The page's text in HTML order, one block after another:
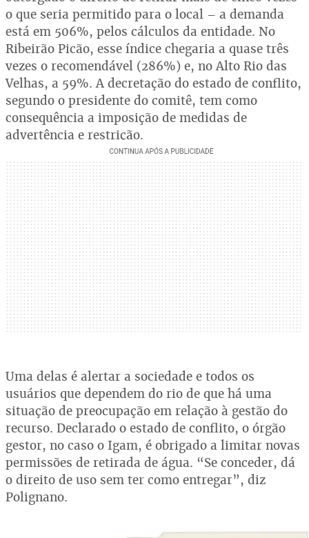
o que seria permitido para o local – a demanda
está em 506%, pelos cálculos da entidade. No
Ribeirão Picão, esse índice chegaria a quase três
vezes o recomendável (286%) e, no Alto Rio das
Velhas, a 59%. A decretação do estado de conflito,
segundo o presidente do comitê, tem como
consequência a imposição de medidas de
advertência e restrição.
Uma delas é alertar a sociedade e todos os
usuários que dependem do rio de que há uma
situação de preocupação em relação à gestão do
recurso. Declarado o estado de conflito, o órgão
gestor, no caso o Igam, é obrigado a limitar novas
permissões de retirada de água. “Se conceder, dá
o direito de uso sem ter como entregar”, diz
Polignano.